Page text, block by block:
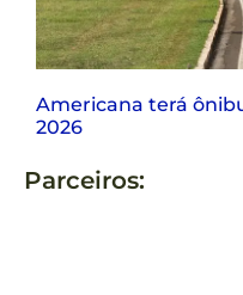
Americana terá
2026
Parceiros: